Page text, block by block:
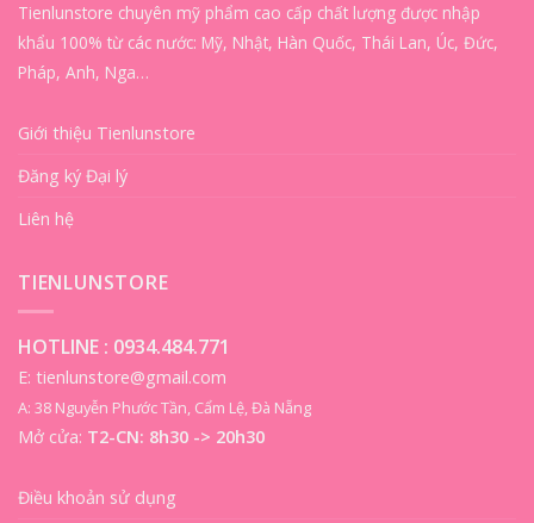
Tienlunstore chuyên mỹ phẩm cao cấp chất lượng được nhập
khẩu 100% từ các nước: Mỹ, Nhật, Hàn Quốc, Thái Lan, Úc, Đức,
Pháp, Anh, Nga…
Giới thiệu Tienlunstore
Đăng ký Đại lý
Liên hệ
TIENLUNSTORE
HOTLINE : 0934.484.771
E: tienlunstore@gmail.com
A: 38 Nguyễn Phước Tần, Cẩm Lệ, Đà Nẵng
Mở cửa: T2-CN: 8h30 -> 20h30
Điều khoản sử dụng